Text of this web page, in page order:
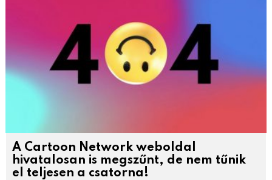
A Cartoon Network weboldal
hivatalosan is megszűnt, de nem tűnik
el teljesen a csatorna!